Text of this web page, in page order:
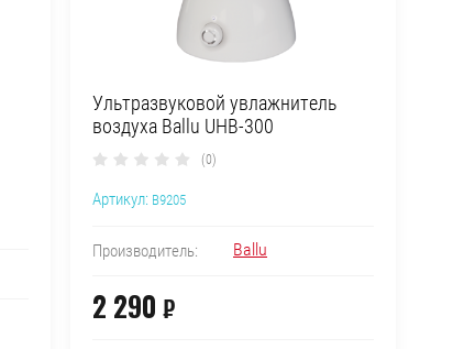
Ультразвуковой увлажнитель
воздуха Ballu UHB-300
(0)
Артикул: B9205
Производитель: Ballu
2 290 ₽